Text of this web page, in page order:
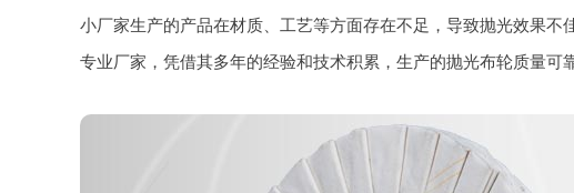
小厂家生产的产品在材质、工艺等方面存在不足，导致抛光效果
专业厂家，凭借其多年的经验和技术积累，生产的抛光布轮质量可